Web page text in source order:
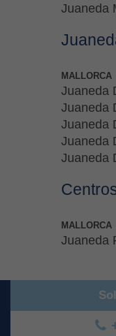
Juaneda
MALLORCA
Juaneda
Juaneda
Juaneda
Juaneda
Juaneda
MALLORCA
Juaneda